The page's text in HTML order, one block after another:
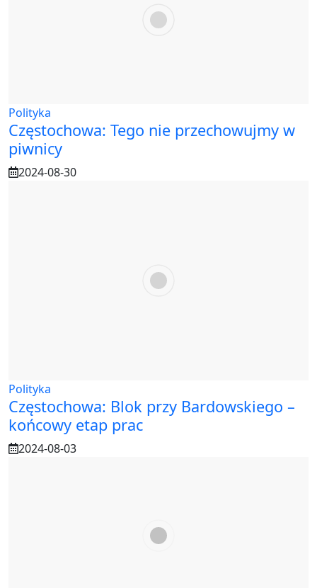
Polityka
Częstochowa: Tego nie przechowujmy w
piwnicy
2024-08-30
Polityka
Częstochowa: Blok przy Bardowskiego –
końcowy etap prac
2024-08-03